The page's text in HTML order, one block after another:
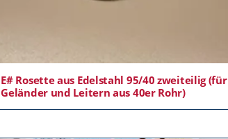
E# Rosette aus Edelstahl 95/40 zweiteilig (für
Geländer und Leitern aus 40er Rohr)